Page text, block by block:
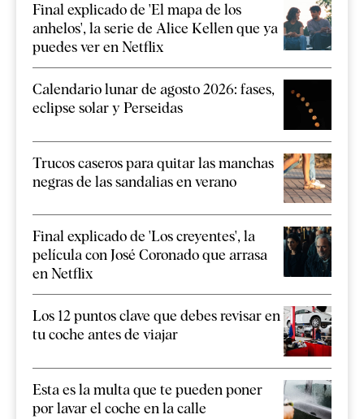
Final explicado de 'El mapa de los
anhelos', la serie de Alice Kellen que ya
puedes ver en Netflix
Calendario lunar de agosto 2026: fases,
eclipse solar y Perseidas
Trucos caseros para quitar las manchas
negras de las sandalias en verano
Final explicado de 'Los creyentes', la
película con José Coronado que arrasa
en Netflix
Los 12 puntos clave que debes revisar en
tu coche antes de viajar
Esta es la multa que te pueden poner
por lavar el coche en la calle